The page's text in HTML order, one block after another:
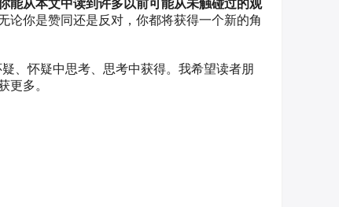
能从本文中读到许多以前可能从未触碰过的观
论你是赞同还是反对，你都将获得一个新的角
、怀疑中思考、思考中获得。我希望读者朋
更多。